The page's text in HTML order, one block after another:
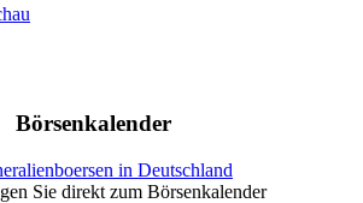
Börsenkalender
Sie direkt zum Börsenkalender